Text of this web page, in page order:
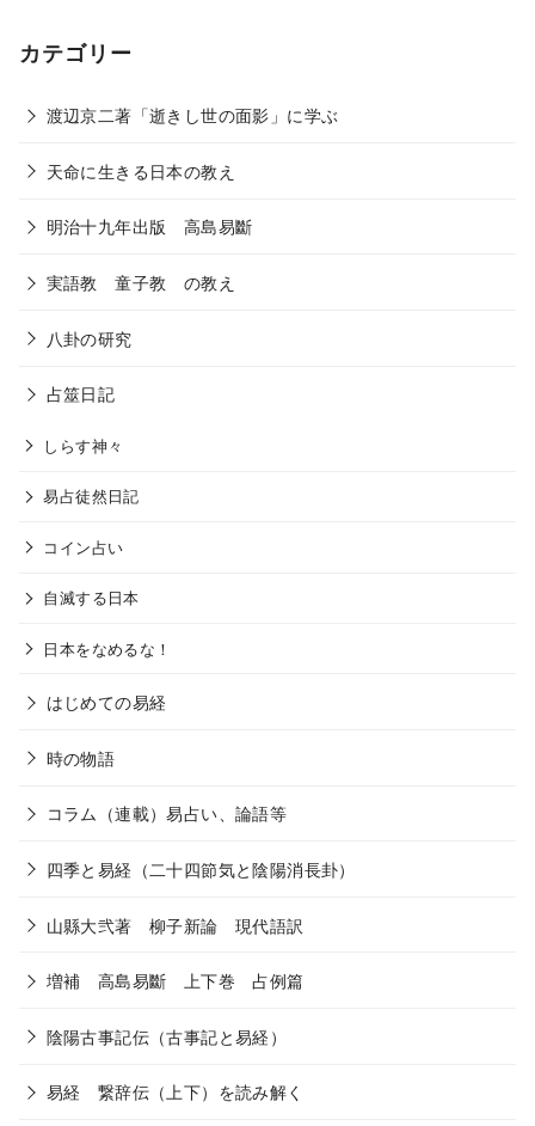
カテゴリー
渡辺京二著「逝きし世の面影」に学ぶ
天命に生きる日本の教え
明治十九年出版 高島易斷
実語教 童子教 の教え
八卦の研究
占筮日記
しらす神々
易占徒然日記
コイン占い
自滅する日本
日本をなめるな！
はじめての易経
時の物語
コラム（連載）易占い、論語等
四季と易経（二十四節気と陰陽消長卦）
山縣大弐著 柳子新論 現代語訳
増補 高島易斷 上下巻 占例篇
陰陽古事記伝（古事記と易経）
易経 繋辞伝（上下）を読み解く